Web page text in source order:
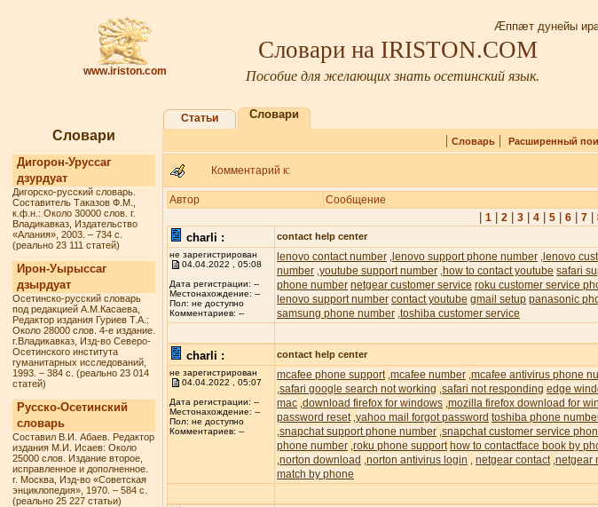
www.iriston.com
Æппæт дунейы
Словари на IRISTON.COM
Пособие для желающих знать осетинский язык.
Словари
Дигорон-Уруссаг
дзурдуат
Дигорско-русский словарь.
Составитель Таказов Ф.М.,
к.ф.н.: Около 30000 слов. г.
Владикавказ, Издательство
«Алания», 2003. – 734 с.
(реально 23 111 статей)
Ирон-Уырыссаг
дзырдуат
Осетинско-русский словарь
под редакцией А.М.Касаева,
Редактор издания Гуриев Т.А.:
Около 28000 слов. 4-е издание.
г.Владикавказ, Изд-во Северо-
Осетинского института
гуманитарных исследований,
1993. – 384 с. (реально 23 014
статей)
Русско-Осетинский
словарь
Составил В.И. Абаев. Редактор
издания М.И. Исаев: Около
25000 слов. Издание второе,
исправленное и дополненное.
г. Москва, Изд-во «Советская
энциклопедия», 1970. – 584 с.
(реально 25 227 статьи)
Статьи Словари
| Словарь| Расширенный
Комментарий к:
Автор Сообщение
1| 2| 3| 4| 5| 6| 7|
charli :
contact help center
не зарегистрирован
04.04.2022 , 05:08
Дата регистрации: --
Местонахождение: --
Пол: не доступно
Комментариев: --
lenovo contact number lenovo support phone number lenovo
number youtube support number how to contact youtube safari
phone number netgear customer service roku customer service
lenovo support number contact youtube gmail setup panasonic
samsung phone number toshiba customer service
charli : contact help center
не зарегистрирован
04.04.2022 , 05:07
Дата регистрации: --
Местонахождение: --
Пол: не доступно
Комментариев: --
mcafee phone support mcafee number mcafee antivirus phone
safari google search not working safari not responding edge
mac download firefox for windows mozilla firefox download for
password reset yahoo mail forgot password toshiba phone
snapchat support phone number snapchat customer service
phone number roku phone support how to contactface book by
norton download norton antivirus login netgear contact netgear
match by phone